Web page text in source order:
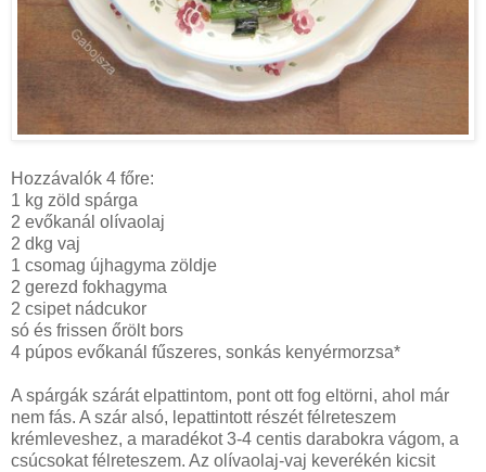
Hozzávalók 4 főre:
1 kg zöld spárga
2 evőkanál olívaolaj
2 dkg vaj
1 csomag újhagyma zöldje
2 gerezd fokhagyma
2 csipet nádcukor
só és frissen őrölt bors
4 púpos evőkanál fűszeres, sonkás kenyérmorzsa*
A spárgák szárát elpattintom, pont ott fog eltörni, ahol már
nem fás. A szár alsó, lepattintott részét félreteszem
krémleveshez, a maradékot 3-4 centis darabokra vágom, a
csúcsokat félreteszem. Az olívaolaj-vaj keverékén kicsit